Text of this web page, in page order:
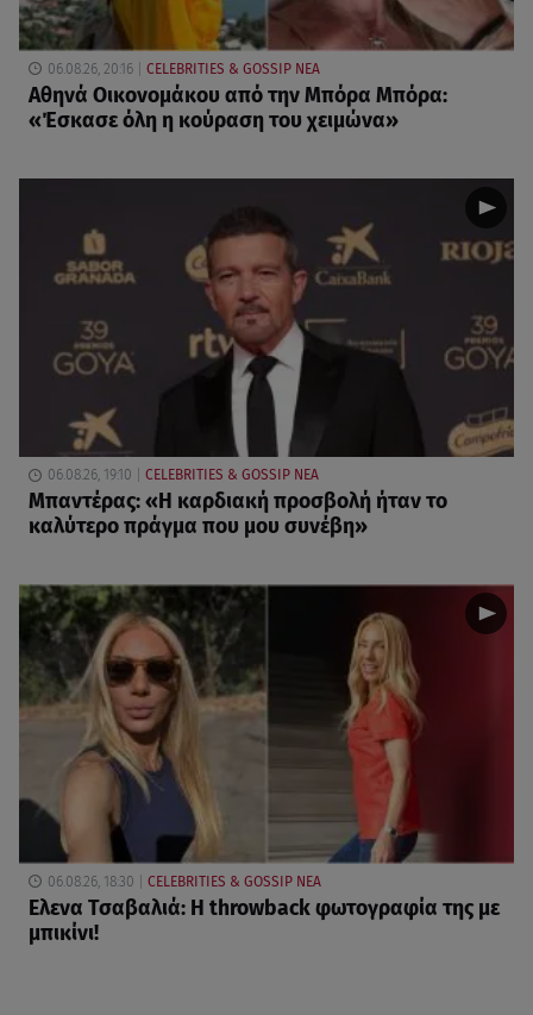
06.08.26, 20:16 CELEBRITIES & GOSSIP ΝΕΑ
Αθηνά Οικονομάκου από την Μπόρα Μπόρα:
«Έσκασε όλη η κούραση του χειμώνα»
06.08.26, 19:10 CELEBRITIES & GOSSIP ΝΕΑ
Μπαντέρας: «Η καρδιακή προσβολή ήταν το
καλύτερο πράγμα που μου συνέβη»
06.08.26, 18:30 CELEBRITIES & GOSSIP ΝΕΑ
Ελενα Τσαβαλιά: Η throwback φωτογραφία της με
μπικίνι!